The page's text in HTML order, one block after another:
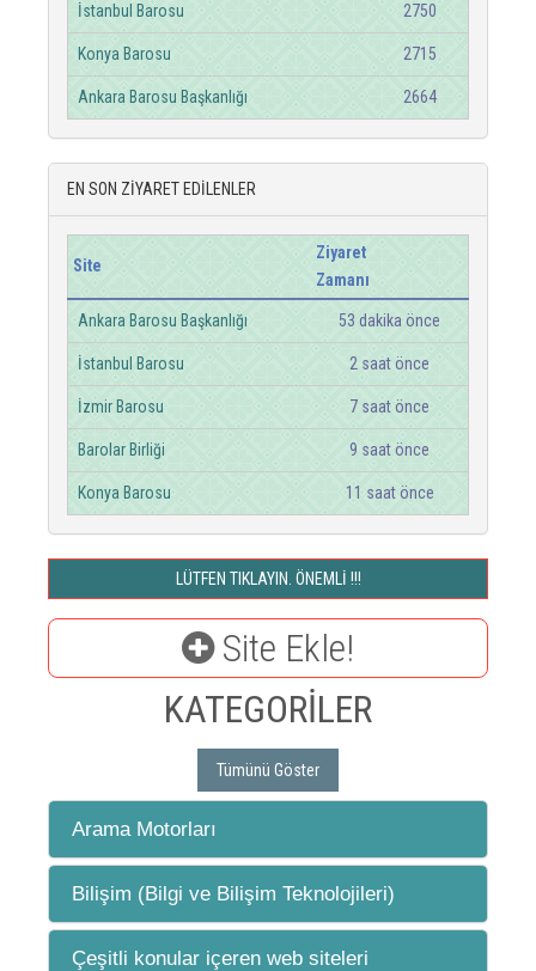
İstanbul Barosu 2750
Konya Barosu 2715
Ankara Barosu Başkanlığı 2664
EN SON ZİYARET EDİLENLER
Site
Ziyaret
Zamanı
Ankara Barosu Başkanlığı 53 dakika önce
İstanbul Barosu 2 saat önce
İzmir Barosu 7 saat önce
Barolar Birliği 9 saat önce
Konya Barosu 11 saat önce
LÜTFEN TIKLAYIN. ÖNEMLİ !!!
Site Ekle!
KATEGORİLER
Tümünü Göster
Arama Motorları
Bilişim (Bilgi ve Bilişim Teknolojileri)
Çeşitli konular içeren web siteleri